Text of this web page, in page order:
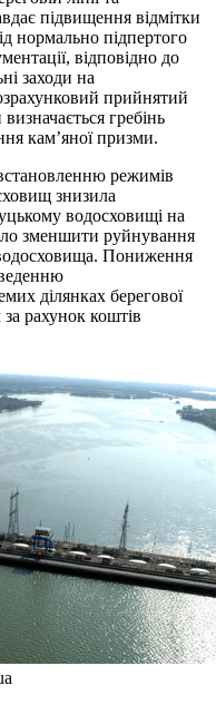
підвищення відмітки
нормально підпертого
відповідно до
заходи на
прийнятий
гребінь
кам’яної призми.
режимів
знизила
водосховищі на
зменшити руйнування
Пониження
ділянках берегової
рахунок коштів